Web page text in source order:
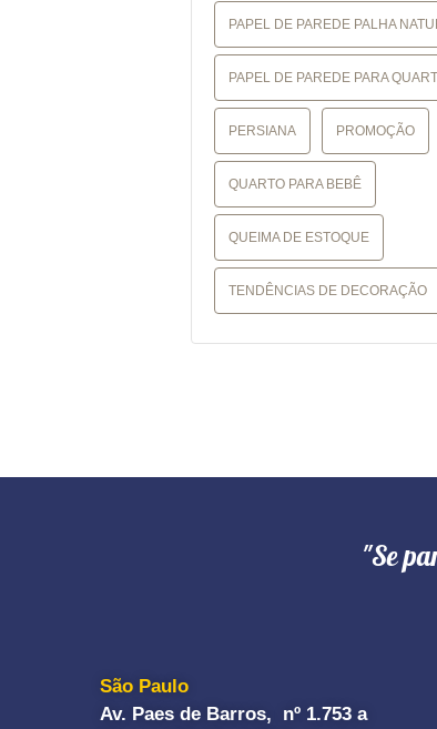
PAPEL DE PAREDE PALHA
PAPEL DE PAREDE PARA
PERSIANA PROMOÇÃO
QUARTO PARA BEBÊ
QUEIMA DE ESTOQUE
TENDÊNCIAS DE DECORAÇÃO
"Se
São Paulo
Av. Paes de Barros, nº 1.753 a